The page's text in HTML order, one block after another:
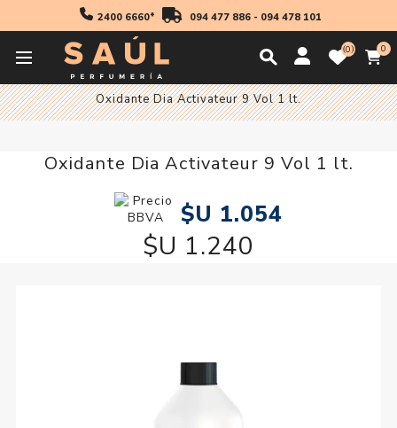
2400 6660* 094 477 886- 094 478 101
0 0
Profesionales
Oxidante Dia Activateur 9 Vol 1 lt.
Oxidante Dia Activateur 9 Vol 1 lt.
$U 1.054
$U 1.240